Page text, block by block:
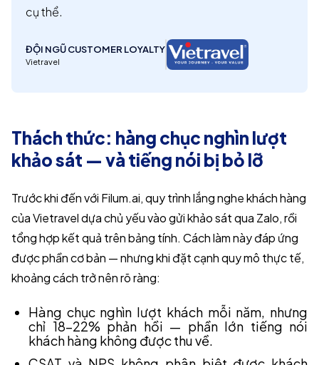
cụ thể.
ĐỘI NGŨ CUSTOMER LOYALTY
Vietravel
Thách thức: hàng chục nghìn lượt
khảo sát — và tiếng nói bị bỏ lỡ
Trước khi đến với Filum.ai, quy trình lắng nghe khách hàng
của Vietravel dựa chủ yếu vào gửi khảo sát qua Zalo, rồi
tổng hợp kết quả trên bảng tính. Cách làm này đáp ứng
được phần cơ bản — nhưng khi đặt cạnh quy mô thực tế,
khoảng cách trở nên rõ ràng:
Hàng chục nghìn lượt khách mỗi năm, nhưng
chỉ 18–22% phản hồi — phần lớn tiếng nói
khách hàng không được thu về.